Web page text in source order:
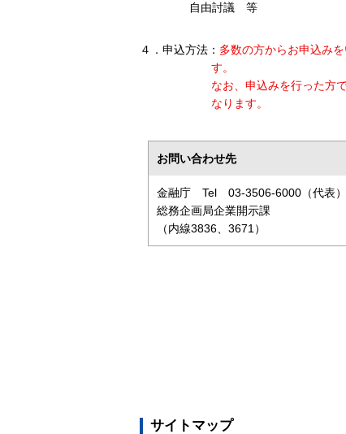
自由討議 等
４． 申込方法： 多数の方からお申込み
す。
なお、申込みを行った方
なります。
お問い合わせ先
金融庁 Tel 03-3506-6000（代表）
総務企画局企業開示課
（内線3836、3671）
サイトマップ